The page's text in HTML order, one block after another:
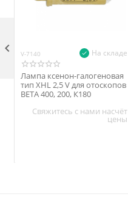
V-7140 На складе
Лампа ксенон-галогеновая
тип XHL 2,5 V для отоскопов
ВЕТА 400, 200, К180
Свяжитесь с нами насчёт
цены
